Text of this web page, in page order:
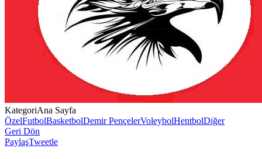
KategoriAna Sayfa
ÖzelFutbolBasketbolDemir PençelerVoleybolHentbolDiğer
Geri Dön
PaylaşTweetle